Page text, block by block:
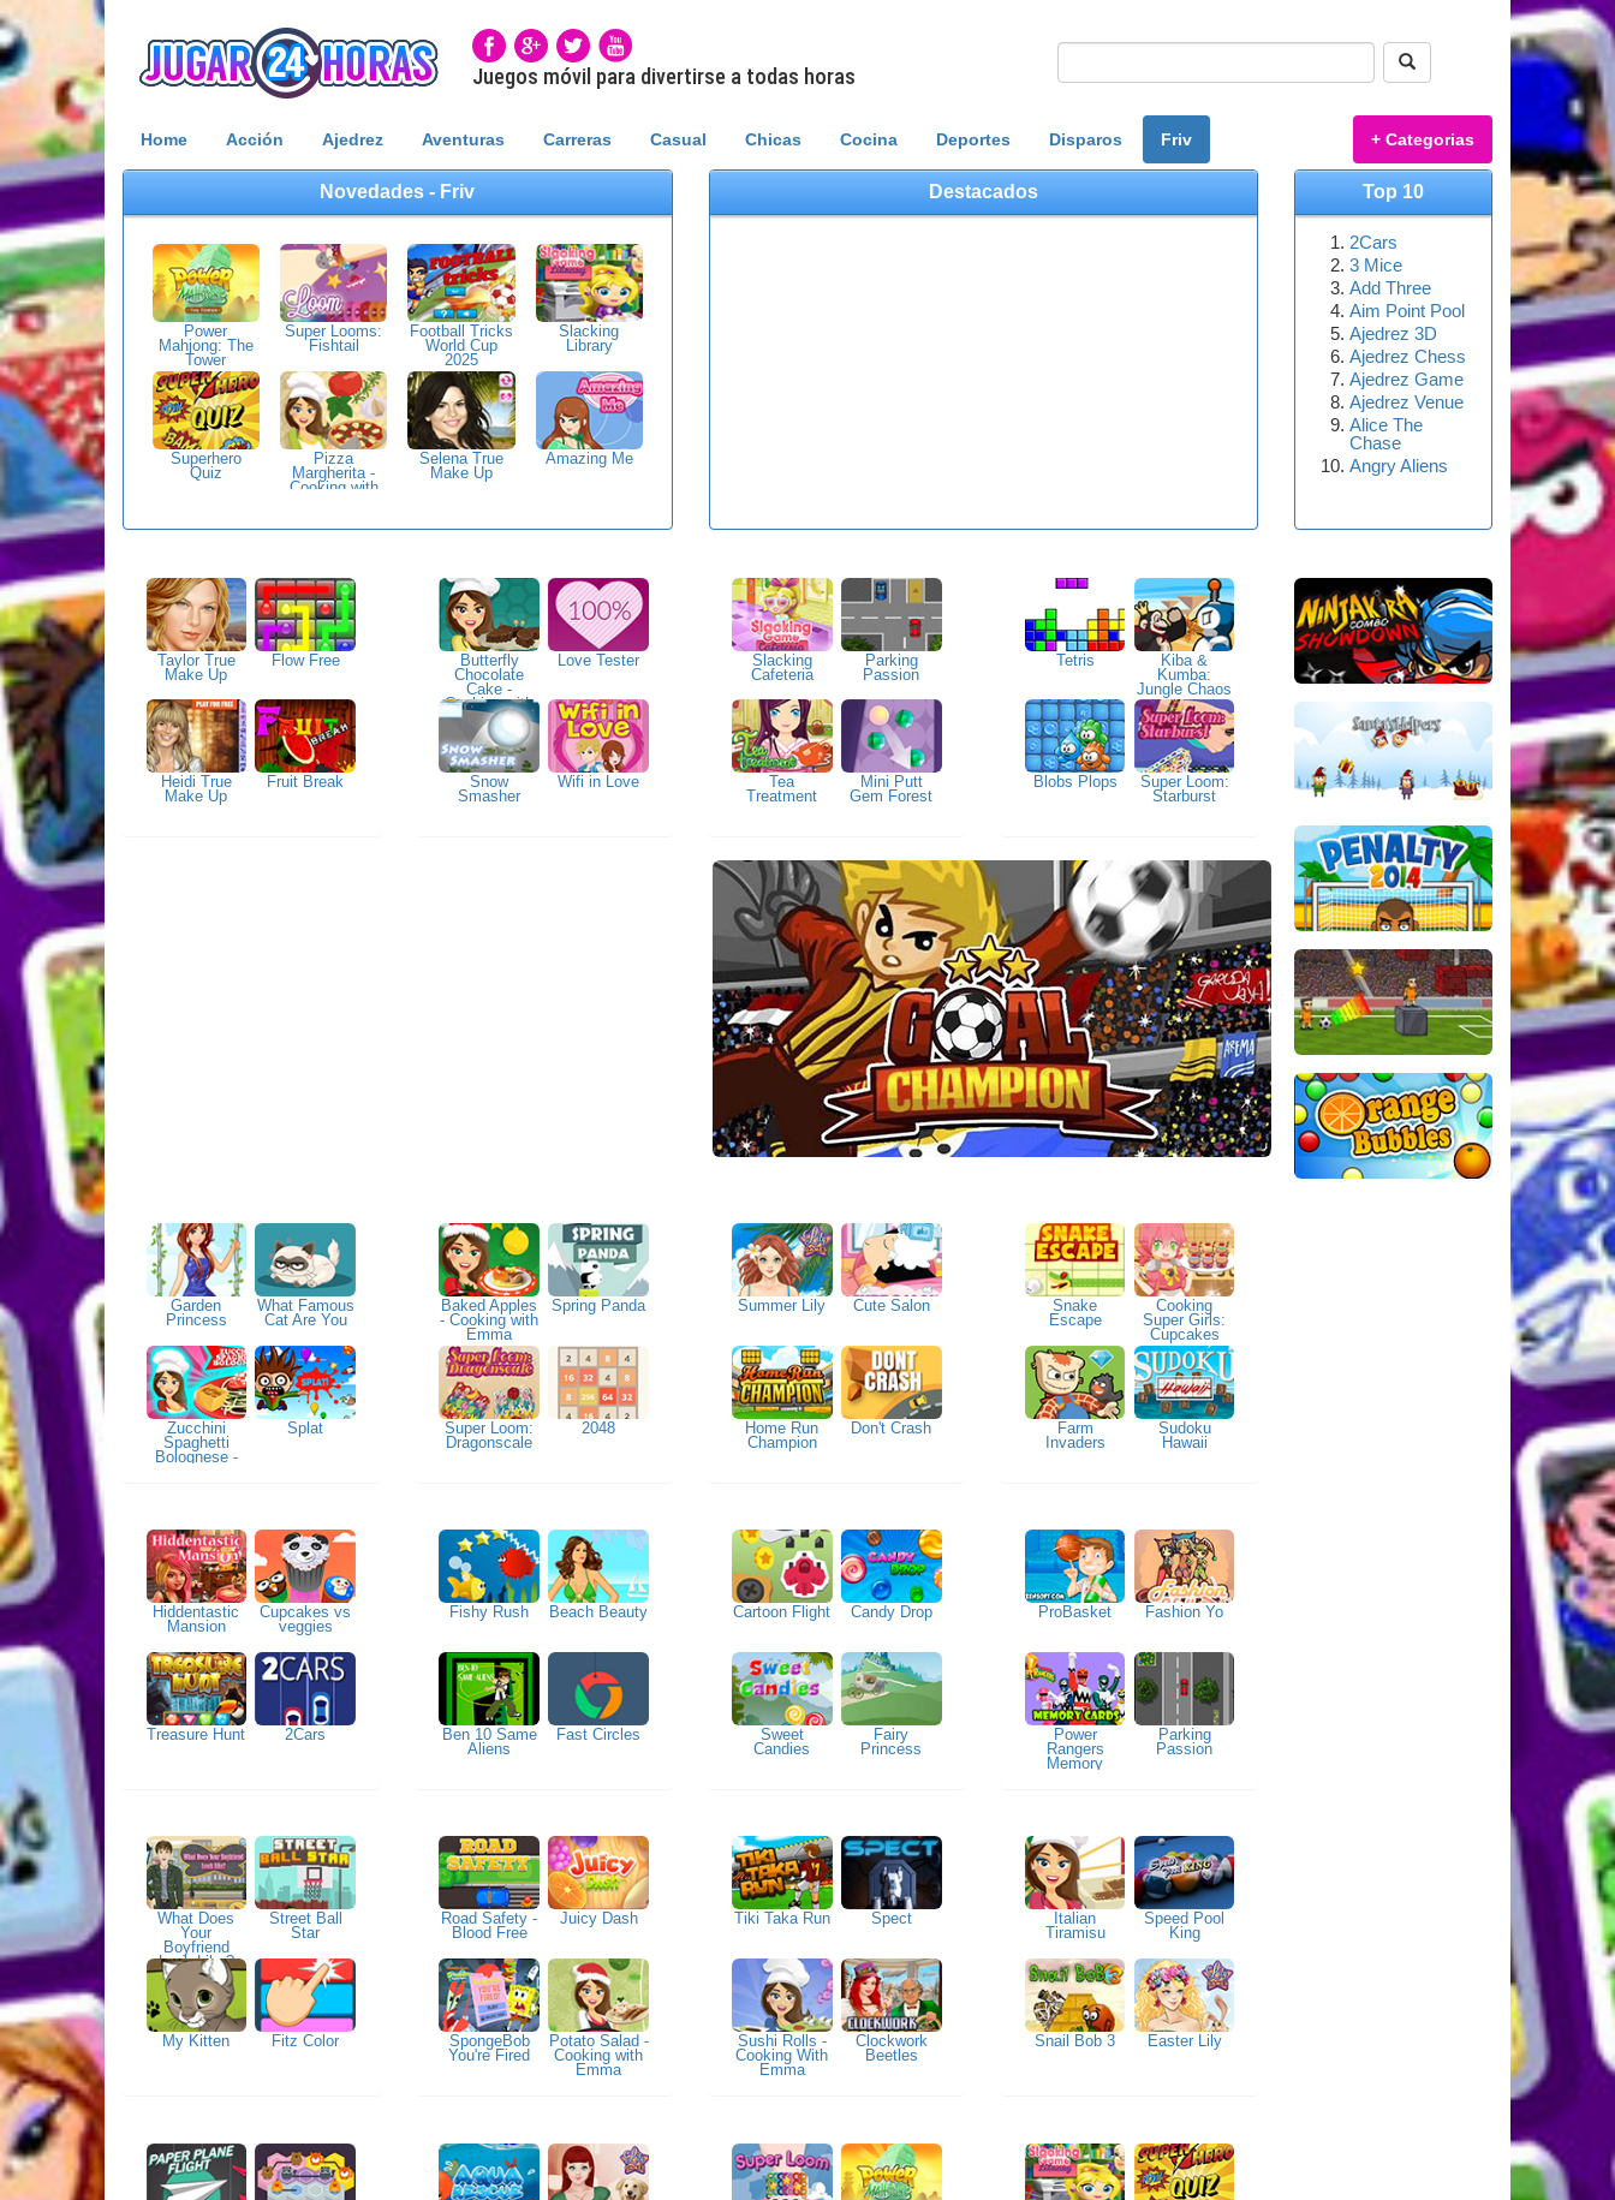
Juegos móvil para divertirse a todas horas
Home Acción Ajedrez Aventuras Carreras Casual Chicas Cocina Deportes Disparos Friv + Categorias
Novedades - Friv
Power
Mahjong: The
Tower
Super Looms:
Fishtail
Football Tricks
World Cup
2025
Slacking
Library
Superhero
Quiz
Pizza
Margherita -
Cooking with
Selena True
Make Up
Amazing Me
Destacados
Taylor True
Make Up
Flow Free
Heidi True
Make Up
Fruit Break
Butterfly
Chocolate
Cake -
Cooking with
Emma
Love Tester
Snow
Smasher
Wifi in Love
Slacking
Cafeteria
Parking
Passion
Tea
Treatment
Mini Putt
Gem Forest
Tetris
Kiba &
Kumba:
Jungle Chaos
Blobs Plops
Super Loom:
Starburst
Garden
Princess
What Famous
Cat Are You
Zucchini
Spaghetti
Bolognese -
Splat
Baked Apples
- Cooking with
Emma
Spring Panda
Super Loom:
Dragonscale
2048
Summer Lily Cute Salon
Home Run
Champion
Don't Crash
Snake
Escape
Cooking
Super Girls:
Cupcakes
Farm
Invaders
Sudoku
Hawaii
Hiddentastic
Mansion
Cupcakes vs
veggies
Treasure Hunt 2Cars
Fishy Rush Beach Beauty
Ben 10 Same
Aliens
Fast Circles
Cartoon Flight Candy Drop
Sweet
Candies
Fairy
Princess
ProBasket Fashion Yo
Power
Rangers
Memory
Parking
Passion
What Does
Your
Boyfriend
Look Like?
Street Ball
Star
My Kitten Fitz Color
Road Safety -
Blood Free
Juicy Dash
SpongeBob
You're Fired
Potato Salad -
Cooking with
Emma
Tiki Taka Run Spect
Sushi Rolls -
Cooking With
Emma
Clockwork
Beetles
Italian
Tiramisu
Speed Pool
King
Snail Bob 3 Easter Lily
Top 10
2Cars
3 Mice
Add Three
Aim Point Pool
Ajedrez 3D
Ajedrez Chess
Ajedrez Game
Ajedrez Venue
Alice The
Chase
Angry Aliens